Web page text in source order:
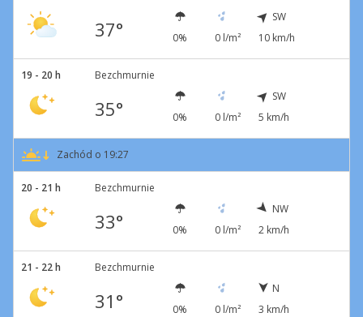
37° 0% 0 l/m²
SW
10 km/h
19 - 20 h Bezchmurnie
35° 0% 0 l/m²
SW
5 km/h
Zachód o 19:27
20 - 21 h Bezchmurnie
33° 0% 0 l/m²
NW
2 km/h
21 - 22 h Bezchmurnie
31° 0% 0 l/m²
N
3 km/h